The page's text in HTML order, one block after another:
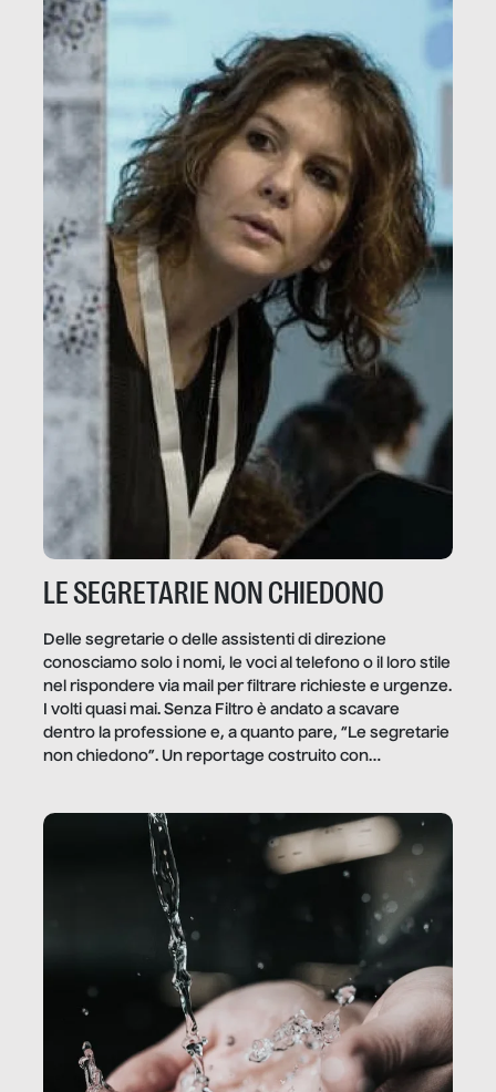
LE SEGRETARIE NON CHIEDONO
Delle segretarie o delle assistenti di direzione
conosciamo solo i nomi, le voci al telefono o il loro stile
nel rispondere via mail per filtrare richieste e urgenze.
I volti quasi mai. Senza Filtro è andato a scavare
dentro la professione e, a quanto pare, “Le segretarie
non chiedono”. Un reportage costruito con